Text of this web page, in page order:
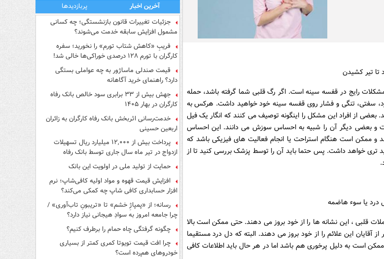
رایج در قفسه سینه است. اگر رگ قلبی شما گرفته باشد، حمله
سفتی، تنگی و فشار روی قفسه سینه خود خواهید داشت. هرکس به
از افراد این مشکل را اینگونه توصیف می کنند که انگار یک فیل
و بعضی دیگر آن را شبیه به احساس سوزش می دانند. این احساس
ممکن است هنگام استراحت یا انجام فعالیت های فیزیکی باشد که
تری خواهد داشت. پس حتما باید آن را توسط پزشک بررسی کنید تا از
قلبی ، این نشانه ها را از خود بروز می دهند. حتی ممکن است بالا
از آقایان این علائم را از خود بروز می دهند. البته که دل درد مستقیما
است به دلیل پرخوری هم باشد اما در هر حال باید اطلاعات کافی
آخرین اخبار
پربازدیدها
جزئیات تغییرات قانون بازنشستگی؛ چه کسانی
مشمول افزایش سابقه خدمت می‌شوند؟
فریبِ «کاهش شتاب تورم» را نخورید؛ سفره
کارگران با تورم ۱۲۸ درصدی خوراکی‌ها خالی شد!
قیمت صندلی ماساژور به چه عواملی بستگی
دارد؟ راهنمای خرید آگاهانه
جهش بیش از ۳۳ برابری سود خالص بانک رفاه
کارگران در بهار ۱۴۰۵
خدمت‌رسانی اثربخش بانک رفاه کارگران به زائران
اربعین حسینی
پرداخت بیش از ۱۲,۰۰۰ میلیارد ریال تسهیلات
ازدواج در تیر ماه سال جاری توسط بانک رفاه
کارگران
حمایت از تولید ملی در اولویت این بانک
افزایش قیمت قهوه و مواد اولیه کافی‌شاپ؛ نرم
افزار حسابداری کافی شاپ چه کمکی می‌کند؟
رسانه؛ از «پمپاژِ خشم» تا «تریبونِ تاب‌آوری» /
چرا جامعه امروز به سوادِ هیجانی نیاز دارد؟
چگونه گرفتگی چاه حمام را برطرف کنیم؟
چرا افت قیمت تویوتا کمری کمتر از بسیاری
خودروهای هم‌رده است؟